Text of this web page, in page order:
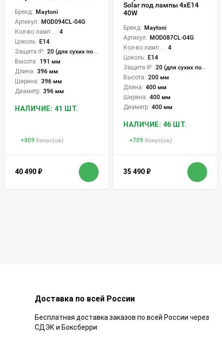
Бренд: Maytoni
Артикул: MOD094CL-04G
4
Цоколь: E14
Защита IP: 20 (для сухих пом.)
Высота: 191 мм
Длина: 396 мм
Ширина: 396 мм
Диаметр: 396 мм
НАЛИЧИЕ: 41 ШТ.
+809 бонус(ов)
40 490 ₽
Solar под лампы 4xE14
40W
Бренд: Maytoni
Артикул: MOD087CL-04G
4
Цоколь: E14
Защита IP: 20 (для сухих пом.)
Высота: 200 мм
Длина: 400 мм
Ширина: 400 мм
Диаметр: 400 мм
НАЛИЧИЕ: 46 ШТ.
+709 бонус(ов)
35 490 ₽
Доставка по всей России
Бесплатная доставка заказов по всей России через
СДЭК и Боксберри